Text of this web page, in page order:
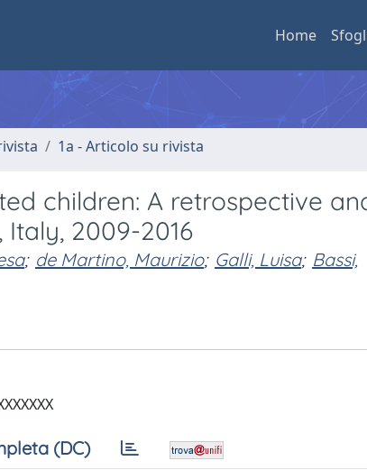
Home
1a - Articolo su rivista
children: A retrospective
2009-2016
; de Martino, Maurizio; Galli, Luisa; Bassi,
(DC)